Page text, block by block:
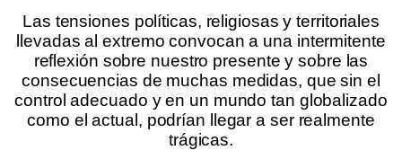
Las tensiones políticas, religiosas y territoriales
llevadas al extremo convocan a una intermitente
reflexión sobre nuestro presente y sobre las
consecuencias de muchas medidas, que sin el
control adecuado y en un mundo tan globalizado
como el actual, podrían llegar a ser realmente
trágicas.